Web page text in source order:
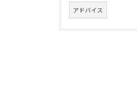
アドバイス